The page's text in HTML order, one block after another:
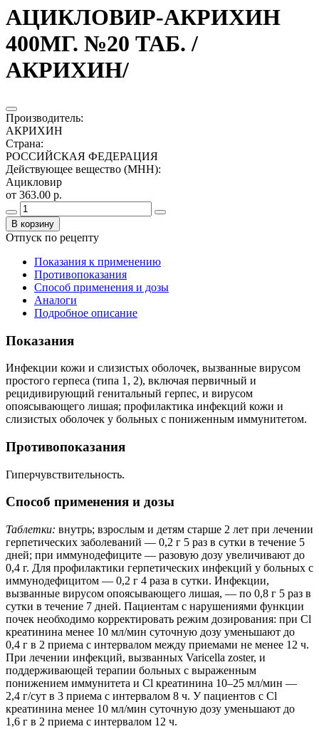
АЦИКЛОВИР-АКРИХИН
400МГ. №20 ТАБ. /
АКРИХИН/
Производитель:
АКРИХИН
Страна:
РОССИЙСКАЯ ФЕДЕРАЦИЯ
Действующее вещество (МНН):
Ацикловир
от 363.00 р.
В корзину
Отпуск по рецепту
Показания к применению
Противопоказания
Способ применения и дозы
Аналоги
Подробное описание
Показания
Инфекции кожи и слизистых оболочек, вызванные вирусом
простого герпеса (типа 1, 2), включая первичный и
рецидивирующий генитальный герпес, и вирусом
опоясывающего лишая; профилактика инфекций кожи и
слизистых оболочек у больных с пониженным иммунитетом.
Противопоказания
Гиперчувствительность.
Способ применения и дозы
Таблетки: внутрь; взрослым и детям старше 2 лет при лечении
герпетических заболеваний — 0,2 г 5 раз в сутки в течение 5
дней; при иммунодефиците — разовую дозу увеличивают до
0,4 г. Для профилактики герпетических инфекций у больных с
иммунодефицитом — 0,2 г 4 раза в сутки. Инфекции,
вызванные вирусом опоясывающего лишая, — по 0,8 г 5 раз в
сутки в течение 7 дней. Пациентам с нарушениями функции
почек необходимо корректировать режим дозирования: при Cl
креатинина менее 10 мл/мин суточную дозу уменьшают до
0,4 г в 2 приема с интервалом между приемами не менее 12 ч.
При лечении инфекций, вызванных Varicella zoster, и
поддерживающей терапии больных с выраженным
понижением иммунитета и Cl креатинина 10–25 мл/мин —
2,4 г/сут в 3 приема с интервалом 8 ч. У пациентов с Cl
креатинина менее 10 мл/мин суточную дозу уменьшают до
1,6 г в 2 приема с интервалом 12 ч.